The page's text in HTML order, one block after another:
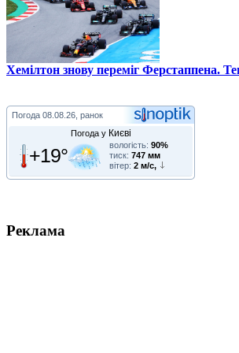
Хемілтон знову переміг Ферстаппена.
Погода 08.08.26, ранок
Погода у Києві
+19° вологість: 90%
тиск: 747 мм
вітер: 2 м/с,
Реклама